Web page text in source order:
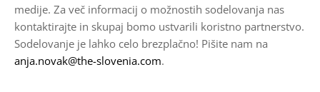
medije. Za več informacij o možnostih sodelovanja nas
kontaktirajte in skupaj bomo ustvarili koristno partnerstvo.
Sodelovanje je lahko celo brezplačno! Pišite nam na
anja.novak@the-slovenia.com.